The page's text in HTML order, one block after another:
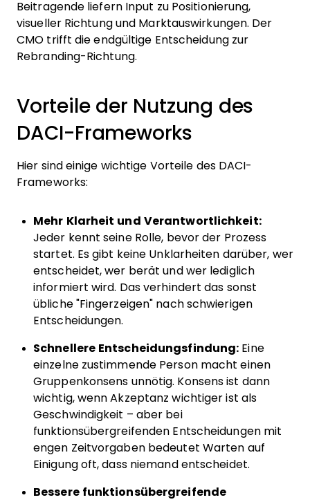
Beitragende liefern Input zu Positionierung,
visueller Richtung und Marktauswirkungen. Der
CMO trifft die endgültige Entscheidung zur
Rebranding-Richtung.
Vorteile der Nutzung des
DACI-Frameworks
Hier sind einige wichtige Vorteile des DACI-
Frameworks:
Mehr Klarheit und Verantwortlichkeit:
Jeder kennt seine Rolle, bevor der Prozess
startet. Es gibt keine Unklarheiten darüber, wer
entscheidet, wer berät und wer lediglich
informiert wird. Das verhindert das sonst
übliche "Fingerzeigen" nach schwierigen
Entscheidungen.
Schnellere Entscheidungsfindung: Eine
einzelne zustimmende Person macht einen
Gruppenkonsens unnötig. Konsens ist dann
wichtig, wenn Akzeptanz wichtiger ist als
Geschwindigkeit – aber bei
funktionsübergreifenden Entscheidungen mit
engen Zeitvorgaben bedeutet Warten auf
Einigung oft, dass niemand entscheidet.
Bessere funktionsübergreifende